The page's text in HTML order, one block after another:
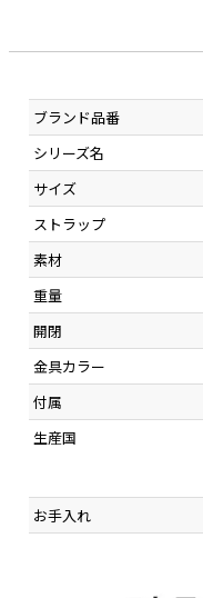
ブランド品番
シリーズ名
サイズ
ストラップ
素材
重量
開閉
金具カラー
付属
生産国
お手入れ